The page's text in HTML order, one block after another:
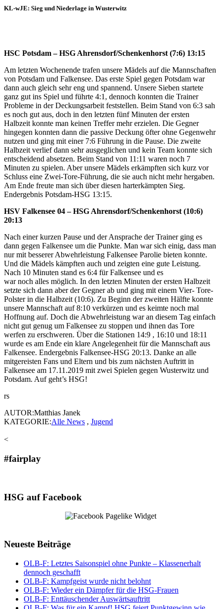
KL-wJE: Sieg und Niederlage in Wusterwitz
HSC Potsdam – HSG Ahrensdorf/Schenkenhorst (7:6) 13:15
Am letzten Wochenende trafen unsere Mädels auf die Mannschaften
von Potsdam und Falkensee. Das erste Spiel gegen Potsdam war
dann auch gleich sehr eng und spannend. Unsere Sieben startete
ganz gut ins Spiel und führte 4:1, dennoch konnten die Trainer
Probleme in der Deckungsarbeit feststellen. Beim Stand von 6:3 sah
es noch gut aus, doch in den letzten fünf Minuten der ersten
Halbzeit konnte man keinen Treffer mehr erzielen. Die Gegner
hingegen konnten dann die passive Deckung öfter ohne Gegenwehr
nutzen und ging mit einer 7:6 Führung in die Pause. Die zweite
Halbzeit verlief dann sehr ausgeglichen und kein Team konnte sich
entscheidend absetzen. Beim Stand von 11:11 waren noch 7
Minuten zu spielen. Aber unsere Mädels erkämpften sich kurz vor
Schluss eine Zwei-Tore-Führung, die sie auch nicht mehr hergaben.
Am Ende freute man sich über diesen harterkämpten Sieg.
Endergebnis Potsdam-HSG 13:15.
HSV Falkensee 04 – HSG Ahrensdorf/Schenkenhorst (10:6)
20:13
Nach einer kurzen Pause und der Ansprache der Trainer ging es
dann gegen Falkensee um die Punkte. Man war sich einig, dass man
nur mit besserer Abwehrleistung Falkensee Parolie bieten konnte.
Und die Mädels kämpften auch und zeigten eine gute Leistung.
Nach 10 Minuten stand es 6:4 für Falkensee und es
war noch alles möglich. In den letzten Minuten der ersten Halbzeit
setzte sich dann aber der Gegner ab und ging mit einem Vier- Tore-
Polster in die Halbzeit (10:6). Zu Beginn der zweiten Hälfte konnte
unsere Mannschaft auf 8:10 verkürzen und es keimte noch mal
Hoffnung auf. Doch die Abwehrleistung war an diesem Tag einfach
nicht gut genug um Falkensee zu stoppen und ihnen das Tore
werfen zu erschweren. Über die Stationen 14:9 , 16:10 und 18:11
wurde es am Ende ein klare Angelegenheit für die Mannschaft aus
Falkensee. Endergebnis Falkensee-HSG 20:13. Danke an alle
mitgereisten Fans und Eltern und bis zum nächsten Auftritt in
Falkensee am 17.11.2019 mit zwei Spielen gegen Wusterwitz und
Potsdam. Auf geht’s HSG!
rs
AUTOR:Matthias Janek
KATEGORIE:Alle News , Jugend
<
#fairplay
HSG auf Facebook
Neueste Beiträge
OLB-F: Letztes Saisonspiel ohne Punkte – Klassenerhalt
dennoch geschafft
OLB-F: Kampfgeist wurde nicht belohnt
OLB-F: Wieder ein Dämpfer für die HSG-Frauen
OLB-F: Enttäuschender Auswärtsauftritt